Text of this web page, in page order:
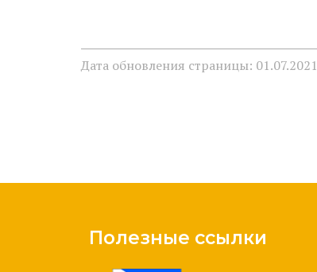
Дата обновления страницы: 01.07.2021
Полезные ссылки